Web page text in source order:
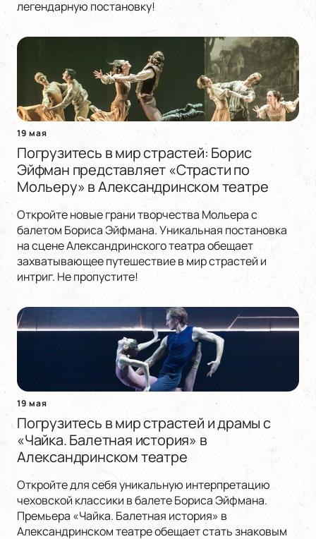
легендарную постановку!
19 мая
Погрузитесь в мир страстей: Борис
Эйфман представляет «Страсти по
Мольеру» в Александринском театре
Откройте новые грани творчества Мольера с
балетом Бориса Эйфмана. Уникальная постановка
на сцене Александринского театра обещает
захватывающее путешествие в мир страстей и
интриг. Не пропустите!
19 мая
Погрузитесь в мир страстей и драмы с
«Чайка. Балетная история» в
Александринском театре
Откройте для себя уникальную интерпретацию
чеховской классики в балете Бориса Эйфмана.
Премьера «Чайка. Балетная история» в
Александринском театре обещает стать знаковым